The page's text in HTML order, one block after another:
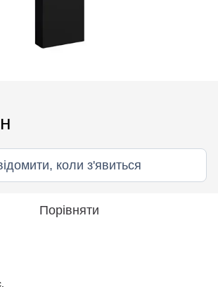
коли з'явиться
Порівняти